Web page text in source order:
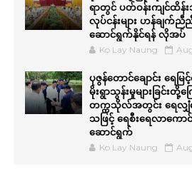
ရာတွင် ပတ်ဝန်းကျင်ထိန်း
လုပ်ငန်းများ ဟန်ချက်ညီညီ
ဆောင်ရွက်နိုင်ရန် လိုအပ်
Ko Lay Naung
ပုဇွန်တောင်ချောင်း ရေမ
မိုးရွာသွန်းမှုများခြင်းတို့က
တက္ကသိုလ်အတွင်း ရေလျှံ
သဖြင့် ရေစီးရေလာကောင်
ဆောင်ရွက်
Ko Lay Naung